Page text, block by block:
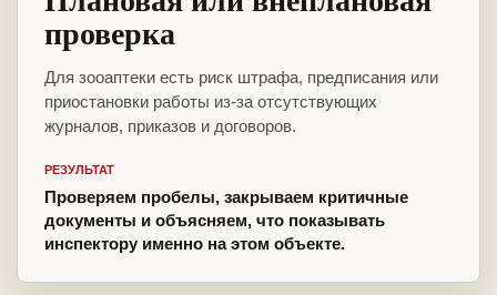
проверка
Для зооаптеки есть риск штрафа, предписания или
приостановки работы из-за отсутствующих
журналов, приказов и договоров.
РЕЗУЛЬТАТ
Проверяем пробелы, закрываем критичные
документы и объясняем, что показывать
инспектору именно на этом объекте.